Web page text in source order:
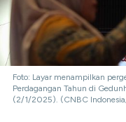
Foto: Layar menampilkan
Perdagangan Tahun di
(2/1/2025). (CNBC